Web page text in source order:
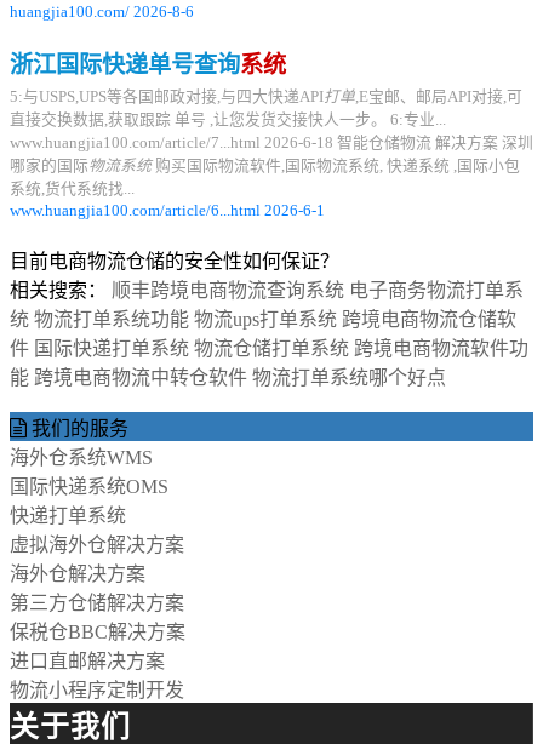
huangjia100.com/ 2026-8-6
浙江国际快递单号查询系统
5:与USPS,UPS等各国邮政对接,与四大快递API打单,E宝邮、邮局API对接,可
直接交换数据,获取跟踪 单号 ,让您发货交接快人一步。 6:专业...
www.huangjia100.com/article/7...html 2026-6-18 智能仓储物流 解决方案 深圳
哪家的国际物流系统购买国际物流软件,国际物流系统, 快递系统 ,国际小包
系统,货代系统找...
www.huangjia100.com/article/6...html 2026-6-1
目前电商物流仓储的安全性如何保证？
相关搜索： 顺丰跨境电商物流查询系统 电子商务物流打单系
统 物流打单系统功能 物流ups打单系统 跨境电商物流仓储软
件 国际快递打单系统 物流仓储打单系统 跨境电商物流软件功
能 跨境电商物流中转仓软件 物流打单系统哪个好点
我们的服务
海外仓系统WMS
国际快递系统OMS
快递打单系统
虚拟海外仓解决方案
海外仓解决方案
第三方仓储解决方案
保税仓BBC解决方案
进口直邮解决方案
物流小程序定制开发
关于我们